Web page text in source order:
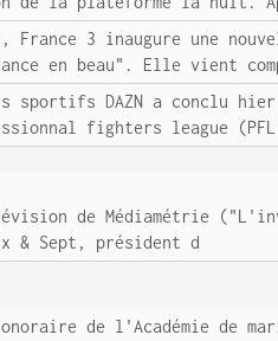
3 inaugure une
en beau". Elle vient
sportifs DAZN a conclu
fighters league
de Médiamétrie
& Sept, président d
de l'Académie de